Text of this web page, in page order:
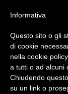
Informativa
Questo sito o gli
di cookie
nella cookie
a tutti o ad alcuni
Chiudendo
su un link o